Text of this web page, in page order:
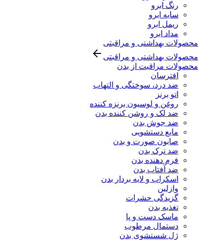
رنگ ابرو
سایه ابرو
ریمل ابرو
مداد ابرو
محصولات بهداشتی و مراقبتی
محصولات بهداشتی و مراقبتی
محصولات مراقبت از بدن
افترسان
ضد درد، سوختگی و التهاب
اتو برنز
روغن و لوسیون برنزه کننده
ضد لک و روشن کننده بدن
ضد جوش بدن
مایع دستشویی
صابون صورت و بدن
ضد ترک بدن
فرم دهنده بدن
ضد آفتاب بدن
اسکراب و لایه بردار بدن
وازلین
گزیدگی حشرات
تغذیه بدن
ماسک دست و پا
دستمال مرطوب
ژل شستشوی بدن